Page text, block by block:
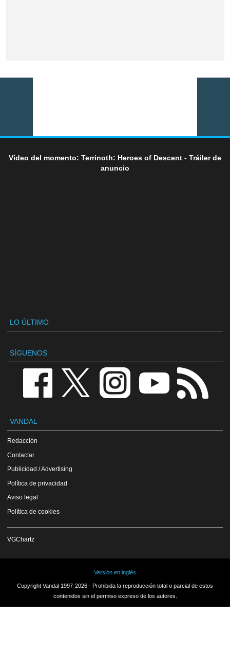
Vídeo del momento: Terrinoth: Heroes of Descent - Tráiler de
anuncio
LO ÚLTIMO
SÍGUENOS
VANDAL
Redacción
Contactar
Publicidad / Advertising
Política de privacidad
Aviso legal
Política de cookies
VGChartz
Versión en inglés
Copyright Vandal 1997-2026 - Prohibida la reproducción total o parcial de estos
contenidos sin el permiso expreso de los autores.